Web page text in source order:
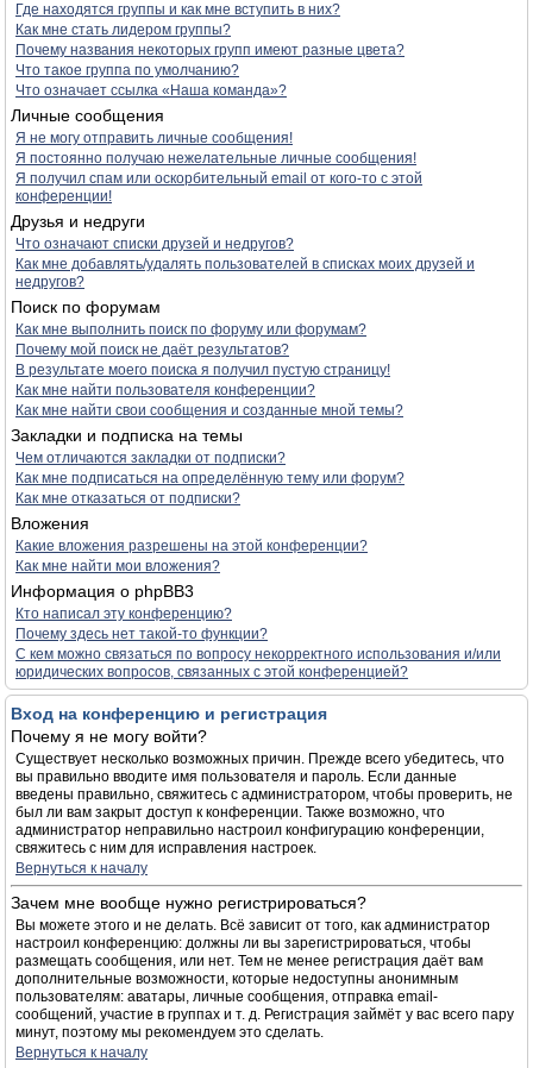
Где находятся группы и как мне вступить в них?
Как мне стать лидером группы?
Почему названия некоторых групп имеют разные цвета?
Что такое группа по умолчанию?
Что означает ссылка «Наша команда»?
Личные сообщения
Я не могу отправить личные сообщения!
Я постоянно получаю нежелательные личные сообщения!
Я получил спам или оскорбительный email от кого-то с этой
конференции!
Друзья и недруги
Что означают списки друзей и недругов?
Как мне добавлять/удалять пользователей в списках моих друзей и
недругов?
Поиск по форумам
Как мне выполнить поиск по форуму или форумам?
Почему мой поиск не даёт результатов?
В результате моего поиска я получил пустую страницу!
Как мне найти пользователя конференции?
Как мне найти свои сообщения и созданные мной темы?
Закладки и подписка на темы
Чем отличаются закладки от подписки?
Как мне подписаться на определённую тему или форум?
Как мне отказаться от подписки?
Вложения
Какие вложения разрешены на этой конференции?
Как мне найти мои вложения?
Информация о phpBB3
Кто написал эту конференцию?
Почему здесь нет такой-то функции?
С кем можно связаться по вопросу некорректного использования и/или
юридических вопросов, связанных с этой конференцией?
Вход на конференцию и регистрация
Почему я не могу войти?
Существует несколько возможных причин. Прежде всего убедитесь, что
вы правильно вводите имя пользователя и пароль. Если данные
введены правильно, свяжитесь с администратором, чтобы проверить, не
был ли вам закрыт доступ к конференции. Также возможно, что
администратор неправильно настроил конфигурацию конференции,
свяжитесь с ним для исправления настроек.
Вернуться к началу
Зачем мне вообще нужно регистрироваться?
Вы можете этого и не делать. Всё зависит от того, как администратор
настроил конференцию: должны ли вы зарегистрироваться, чтобы
размещать сообщения, или нет. Тем не менее регистрация даёт вам
дополнительные возможности, которые недоступны анонимным
пользователям: аватары, личные сообщения, отправка email-
сообщений, участие в группах и т. д. Регистрация займёт у вас всего пару
минут, поэтому мы рекомендуем это сделать.
Вернуться к началу